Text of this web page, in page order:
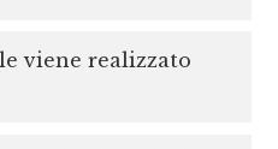
viene realizzato